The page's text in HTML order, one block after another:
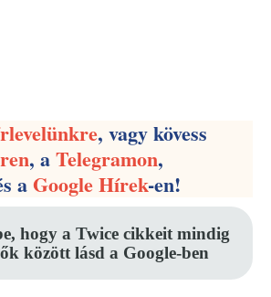
, vagy kövess
, aTelegramon,
aGoogle Hírek-en!
hogy a Twice cikkeit mindig
között lásd a Google-ben